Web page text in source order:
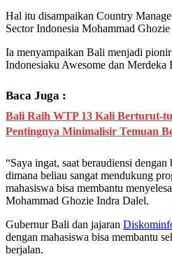
Hal itu disampaikan Country
Sector Indonesia Mohammad
Ia menyampaikan Bali menjadi
Indonesiaku Awesome dan Merdeka
Baca Juga :
Bali Raih WTP 13 Kali Berturut-
Pentingnya Minimalisir Temuan
“Saya ingat, saat beraudiensi
dimana beliau sangat mendukung
mahasiswa bisa membantu
Mohammad Ghozie Indra Dalel.
Gubernur Bali dan jajaran
dengan mahasiswa bisa membantu
berjalan.